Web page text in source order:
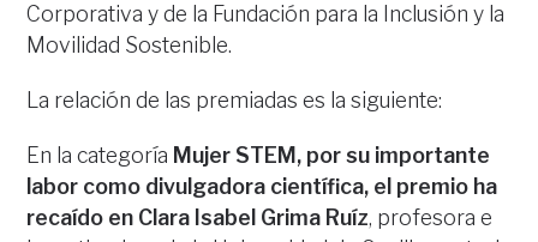
Corporativa y de la Fundación para la Inclusión y la
Movilidad Sostenible.
La relación de las premiadas es la siguiente:
En la categoría Mujer STEM, por su importante
labor como divulgadora científica, el premio ha
recaído en Clara Isabel Grima Ruíz, profesora e